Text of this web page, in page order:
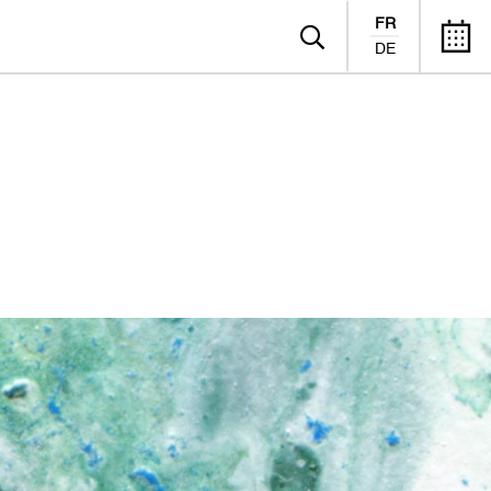
FR
DE